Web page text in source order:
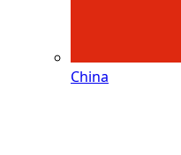
China